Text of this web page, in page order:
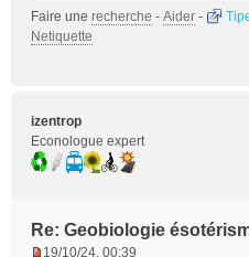
Faire une recherche - Aider -
Netiquette
izentrop
Econologue expert
Re: Geobiologie
19/10/24, 00:39